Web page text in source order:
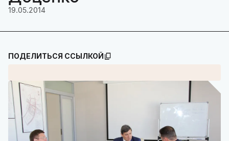
19.05.2014
ПОДЕЛИТЬСЯ ССЫЛКОЙ